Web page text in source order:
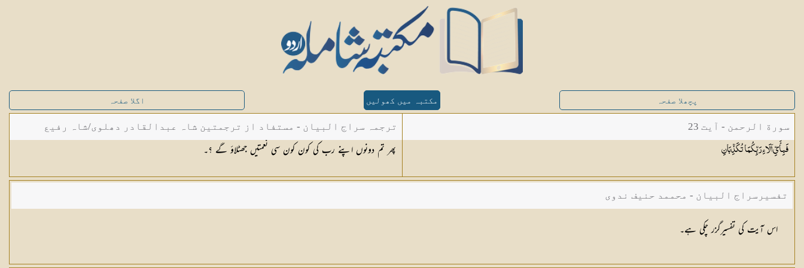
پچھلا صفحہ مکتبہ میں کھولیں اگلا صفحہ
سورة الرحمن - آیت 23
فَبِأَيِّ آلَاءِ رَبِّكُمَاتُكَذِّبَانِ
ترجمہ سراج البیان - مستفاد از ترجمتین شاہ عبدالقادر دھلوی/شاہ رفیع
الدین دھلوی
پھر تم دونوں اپنے رب کی کون کون سی نعمتیں جھٹلاؤ گے ؟۔
تفسیرسراج البیان - محممد حنیف ندوی
اس آیت کی تفسیرگزر چکی ہے۔